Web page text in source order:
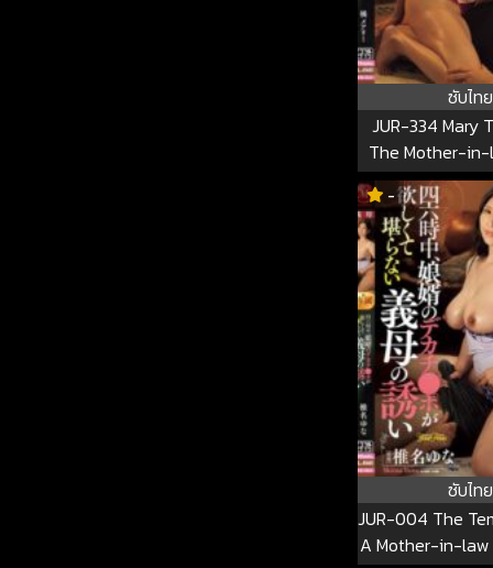
ซับไทย
JUR-334 Mary
The Mother-in-
Desperate For
law’s Huge
334
-
ซับไทย
JUR-004 The
A Mother-in-law